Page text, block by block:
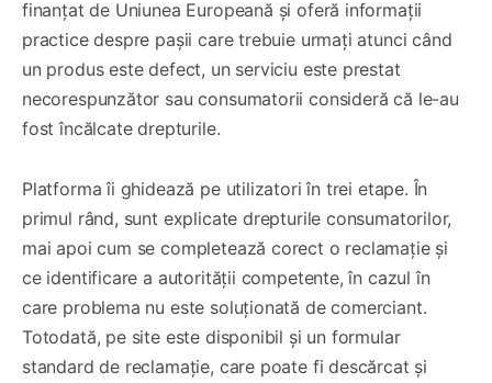
finanțat de Uniunea Europeană și oferă informații
practice despre pașii care trebuie urmați atunci când
un produs este defect, un serviciu este prestat
necorespunzător sau consumatorii consideră că le-au
fost încălcate drepturile.
Platforma îi ghidează pe utilizatori în trei etape. În
primul rând, sunt explicate drepturile consumatorilor,
mai apoi cum se completează corect o reclamație și
ce identificare a autorității competente, în cazul în
care problema nu este soluționată de comerciant.
Totodată, pe site este disponibil și un formular
standard de reclamație, care poate fi descărcat și